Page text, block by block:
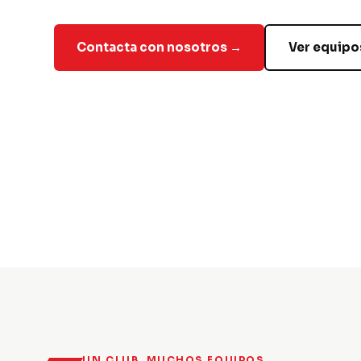
Contacta con nosotros → Ver